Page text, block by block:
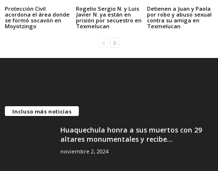
Protección Civil
acordona el área donde
se formó socavón en
Moyotzingo
Rogelio Sergio N. y Luis
Javier N. ya están en
prisión por secuestro en
Texmelucan
Detienen a Juan y Paola
por robo y abuso sexual
contra su amiga en
Texmelucan
Incluso más noticias
Huaquechula honra a sus muertos con 29
altares monumentales y recibe...
noviembre 2, 2024